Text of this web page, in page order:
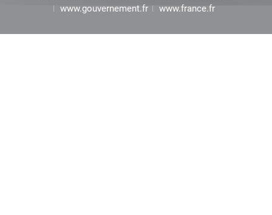
www.gouvernement.fr
www.france.fr